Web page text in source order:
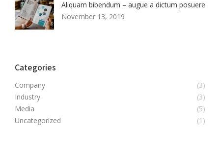
Aliquam bibendum – augue a dictum posuere
November 13, 2019
Categories
Company
(3)
Industry
(3)
Media
(5)
Uncategorized
(1)